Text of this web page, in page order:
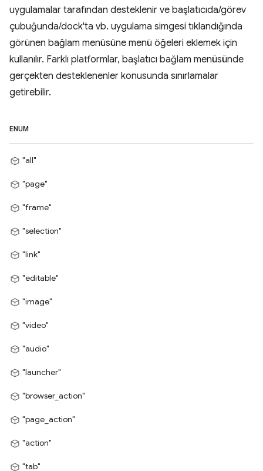
uygulamalar tarafından desteklenir ve başlatıcıda/görev
çubuğunda/dock'ta vb. uygulama simgesi tıklandığında
görünen bağlam menüsüne menü öğeleri eklemek için
kullanılır. Farklı platformlar, başlatıcı bağlam menüsünde
gerçekten desteklenenler konusunda sınırlamalar
getirebilir.
ENUM
"all"
"page"
"frame"
"selection"
"link"
"editable"
"image"
"video"
"audio"
"launcher"
"browser_action"
"page_action"
"action"
"tab"